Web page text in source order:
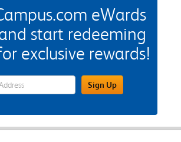
eWards
start redeeming
exclusive rewards!
Sign Up Email Address FieldSign Up